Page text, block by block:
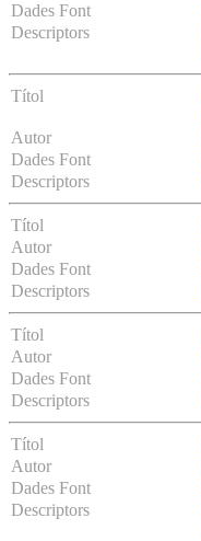
Dades Font
Descriptors
Títol
Autor
Dades Font
Descriptors
Títol
Autor
Dades Font
Descriptors
Títol
Autor
Dades Font
Descriptors
Títol
Autor
Dades Font
Descriptors